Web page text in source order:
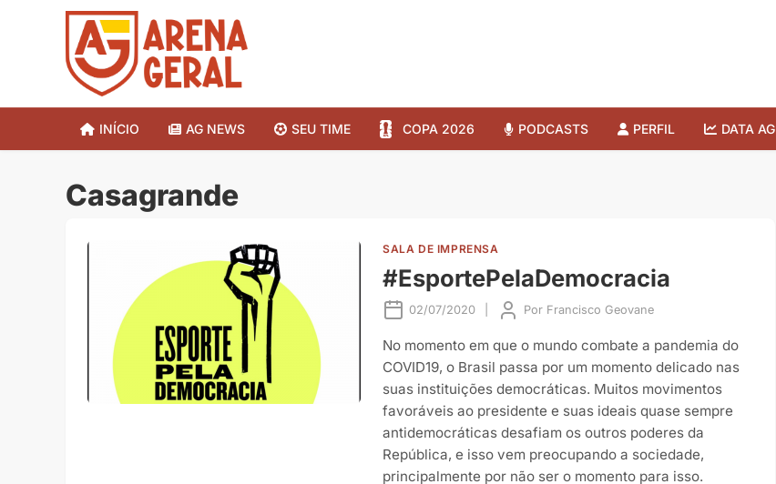
INÍCIO AG NEWS SEU TIME COPA 2026 PODCASTS PERFIL DATA AG
Casagrande
SALA DE IMPRENSA
#EsportePelaDemocracia
02/07/2020 Por Francisco Geovane
No momento em que o mundo combate a pandemia do
COVID19, o Brasil passa por um momento delicado nas
suas instituições democráticas. Muitos movimentos
favoráveis ao presidente e suas ideais quase sempre
antidemocráticas desafiam os outros poderes da
República, e isso vem preocupando a sociedade,
principalmente por não ser o momento para isso.